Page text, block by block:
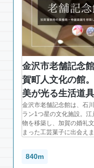
金沢市老舗記念
賀町人文化の館
美が光る生活道
金沢市老舗記念館は、石
ラン1つ星の文化施設。
物を移築し、加賀の婚礼
まった工芸菓子に出会えま
840m